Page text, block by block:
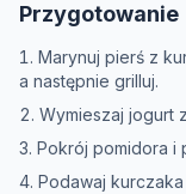
Przygotowanie
Marynuj pierś z
a następnie grilluj.
Wymieszaj jogurt
Pokrój pomidora i
Podawaj kurczaka